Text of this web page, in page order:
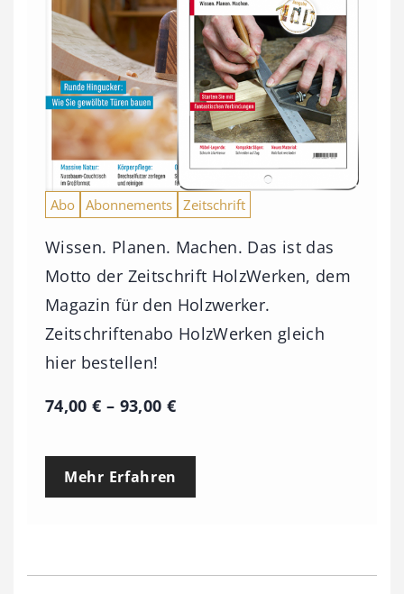
Abo Abonnements Zeitschrift
Wissen. Planen. Machen. Das ist das
Motto der Zeitschrift HolzWerken, dem
Magazin für den Holzwerker.
Zeitschriftenabo HolzWerken gleich
hier bestellen!
74,00€ – 93,00 €P
e
p
Mehr Erfahren